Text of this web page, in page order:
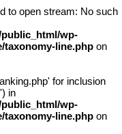
to open stream: No such
wp-
taxonomy-line.php on
for inclusion
in
wp-
taxonomy-line.php on